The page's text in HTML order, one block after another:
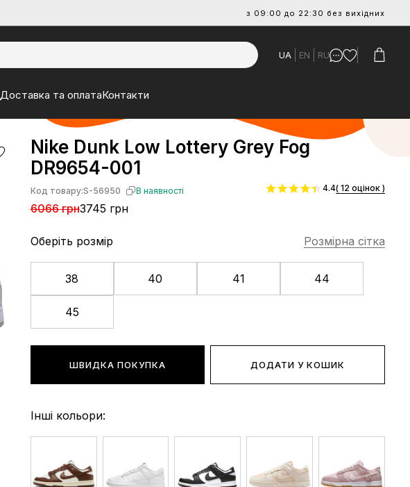
з 09:00 до 22:30 без вихідних
UA EN RU
Доставка та оплатаКонтакти
Nike Dunk Low Lottery Grey Fog
DR9654-001
Код товару:S-56950 В наявності
6066 грн3745 грн
4.4( 12 оцінок )
Оберіть розмір Розмірна сітка
38 40 41 44
45
ШВИДКА ПОКУПКА ДОДАТИ У КОШИК
Інші кольори: